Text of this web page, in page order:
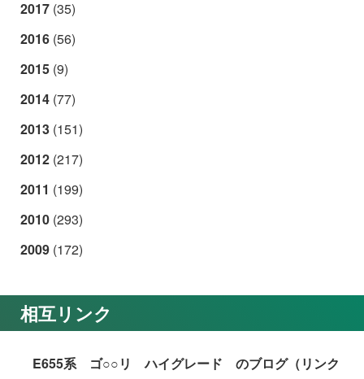
2017 (35)
2016 (56)
2015 (9)
2014 (77)
2013 (151)
2012 (217)
2011 (199)
2010 (293)
2009 (172)
相互リンク
E655系 ゴ○○リ ハイグレード のブログ（リンク